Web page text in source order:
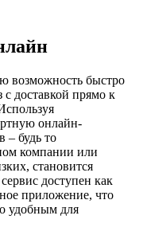
возможность быстро
с доставкой прямо к
онлайн-
– будь то
компании или
становится
доступен как
приложение, что
удобным для